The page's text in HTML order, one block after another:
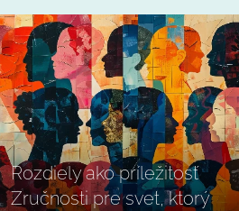
Rozdiely ako príležitosť
Zručnosti pre svet, ktorý